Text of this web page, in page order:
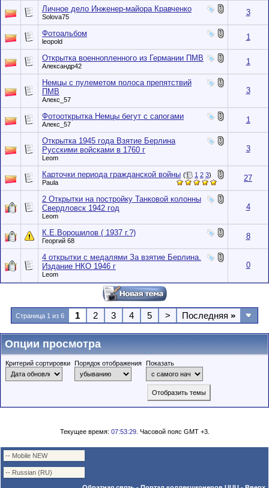
Личное дело Инженер-майора Кравченко
Solova75 3
Фотоальбом
leopold 1
Открытка военнопленного из Германии ПМВ
Александр42 1
Немцы с пулеметом полоса препятствий
ПМВ
Алекс_57
3
Фотооткрытка Немцы бегут с сапогами
Алекс_57 1
Открытка 1945 года Взятие Берлина
Русскими войсками в 1760 г
Leom
3
Карточки периода гражданской войны ( 1 2 3)
Paula
27
2 Открытки на постройку Танковой колонны
Свердловск 1942 год
Leom
4
К.Е.Ворошилов ( 1937 г.?)
Георгий 68 8
4 открытки с медалями За взятие Берлина.
Издание НКО 1946 г
Leom
0
Страница 1 из 6 1 2 3 4 5 > Последняя »
Опции просмотра
Критерий сортировки Порядок отображения Показать
Текущее время: 07:53:29. Часовой пояс GMT +3.